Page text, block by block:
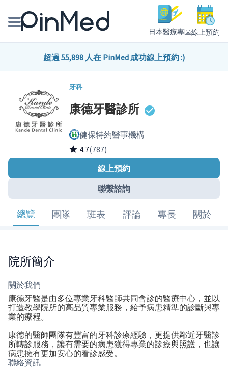
日本醫療專區線上預約
線上預約醫師、院所
健康主題館
我是醫療人員
超過 55,898 人在 PinMed 成功線上預約 :)
牙科
康德牙醫診所
健保特約醫事機構
4.7(787)
線上預約
聯繫諮詢
總覽 團隊 班表 評論 專長 關於
院所簡介
關於我們
康德牙醫是由多位專業牙科醫師共同會診的醫療中心，並以
打造教學院所的高品質專業服務，給予病患精準的診斷與專
業的療程。
康德的醫師團隊有豐富的牙科診療經驗，更提供鄰近牙醫診
所轉診服務，讓有需要的病患獲得專業的診療與照護，也讓
病患擁有更加安心的看診感受。
聯絡資訊